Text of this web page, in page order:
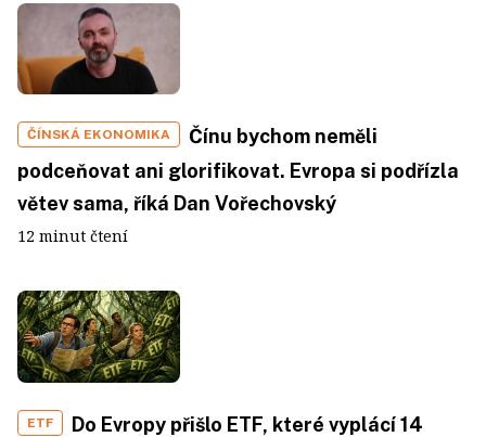
ČÍNSKÁ EKONOMIKA
Čínu bychom neměli
podceňovat ani glorifikovat. Evropa si podřízla
větev sama, říká Dan Vořechovský
12 minut čtení
ETF
Do Evropy přišlo ETF, které vyplácí 14